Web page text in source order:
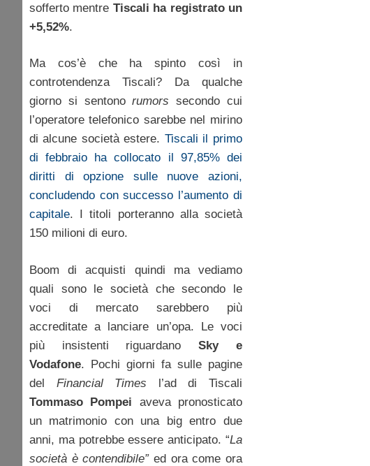
sofferto mentre Tiscali ha registrato un
+5,52%.
Ma cos’è che ha spinto così in
controtendenza Tiscali? Da qualche
giorno si sentonorumors secondo cui
l’operatore telefonico sarebbe nel mirino
di alcune società estere. Tiscali il primo
di febbraio ha collocato il 97,85% dei
diritti di opzione sulle nuove azioni,
concludendo con successo l’aumento di
capitale. I titoli porteranno alla società
150 milioni di euro.
Boom di acquisti quindi ma vediamo
quali sono le società che secondo le
voci di mercato sarebbero più
accreditate a lanciare un’opa. Le voci
più insistenti riguardanoSky e
Vodafone. Pochi giorni fa sulle pagine
del Financial Times l’ad di Tiscali
Tommaso Pompei aveva pronosticato
un matrimonio con una big entro due
anni, ma potrebbe essere anticipato. “La
società è contendibile”ed ora come ora